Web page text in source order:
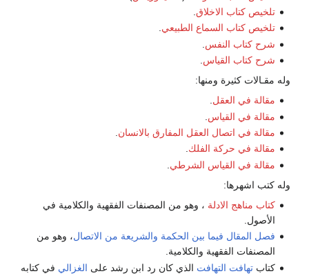
تلخيص كتاب الاخلاق
تلخيص كتاب السماع الطبيعي.
شرح كتاب النفس
شرح كتاب القياس.
وله مقـالات كثيرة ومنها:
مقالة في العقل.
مقالة في القياس
مقالة في اتصال العقل المفارق بالانسان
مقالة في حركة الفلك.
مقالة في القياس الشرطي
وله كتب اشهرها:
كتاب مناهج الادلة ، وهو من المصنفات الفقهية والكلامية في
الأصول.
فصل المقال فيما بين الحكمة والشريعة من الاتصال، وهو من
المصنفات الفقهية والكلامية.
كتابتهافت التهافت الذي كان رد ابن رشد على الغزالي في كتابه